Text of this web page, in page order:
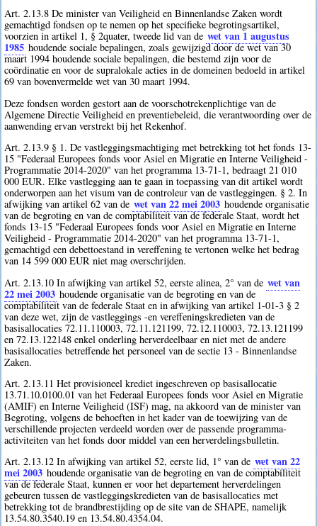
Art. 2.13.8 De minister van Veiligheid en Binnenlandse Zaken wordt
gemachtigd fondsen op te nemen op het specifieke begrotingsartikel,
voorzien in artikel 1, § 2quater, tweede lid van de wet van 1 augustus
1985 houdende sociale bepalingen, zoals gewijzigd door de wet van 30
maart 1994 houdende sociale bepalingen, die bestemd zijn voor de
coördinatie en voor de supralokale acties in de domeinen bedoeld in artikel
69 van bovenvermelde wet van 30 maart 1994.
Deze fondsen worden gestort aan de voorschotrekenplichtige van de
Algemene Directie Veiligheid en preventiebeleid, die verantwoording over de
aanwending ervan verstrekt bij het Rekenhof.
Art. 2.13.9 § 1. De vastleggingsmachtiging met betrekking tot het fonds 13-
15 "Federaal Europees fonds voor Asiel en Migratie en Interne Veiligheid -
Programmatie 2014-2020" van het programma 13-71-1, bedraagt 21 010
000 EUR. Elke vastlegging aan te gaan in toepassing van dit artikel wordt
onderworpen aan het visum van de controleur van de vastleggingen. § 2. In
afwijking van artikel 62 van de wet van 22 mei 2003 houdende organisatie
van de begroting en van de comptabiliteit van de federale Staat, wordt het
fonds 13-15 "Federaal Europees fonds voor Asiel en Migratie en Interne
Veiligheid - Programmatie 2014-2020" van het programma 13-71-1,
gemachtigd een debettoestand in vereffening te vertonen welke het bedrag
van 14 599 000 EUR niet mag overschrijden.
Art. 2.13.10 In afwijking van artikel 52, eerste alinea, 2° van de wet van
22 mei 2003 houdende organisatie van de begroting en van de
comptabiliteit van de federale Staat en in afwijking van artikel 1-01-3 § 2
van deze wet, zijn de vastleggings -en vereffeningskredieten van de
basisallocaties 72.11.110003, 72.11.121199, 72.12.110003, 72.13.121199
en 72.13.122148 enkel onderling herverdeelbaar en niet met de andere
basisallocaties betreffende het personeel van de sectie 13 - Binnenlandse
Zaken.
Art. 2.13.11 Het provisioneel krediet ingeschreven op basisallocatie
13.71.10.0100.01 van het Federaal Europees fonds voor Asiel en Migratie
(AMIF) en Interne Veiligheid (ISF) mag, na akkoord van de minister van
Begroting, volgens de behoeften in het kader van de toewijzing van de
verschillende projecten verdeeld worden over de passende programma-
activiteiten van het fonds door middel van een herverdelingsbulletin.
Art. 2.13.12 In afwijking van artikel 52, eerste lid, 1° van de wet van 22
mei 2003 houdende organisatie van de begroting en van de comptabiliteit
van de federale Staat, kunnen er voor het departement herverdelingen
gebeuren tussen de vastleggingskredieten van de basisallocaties met
betrekking tot de brandbrestijding op de site van de SHAPE, namelijk
13.54.80.3540.19 en 13.54.80.4354.04.